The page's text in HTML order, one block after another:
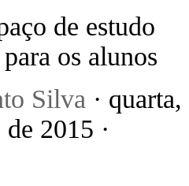
de estudo
os alunos
Silva · quarta,
2015 ·